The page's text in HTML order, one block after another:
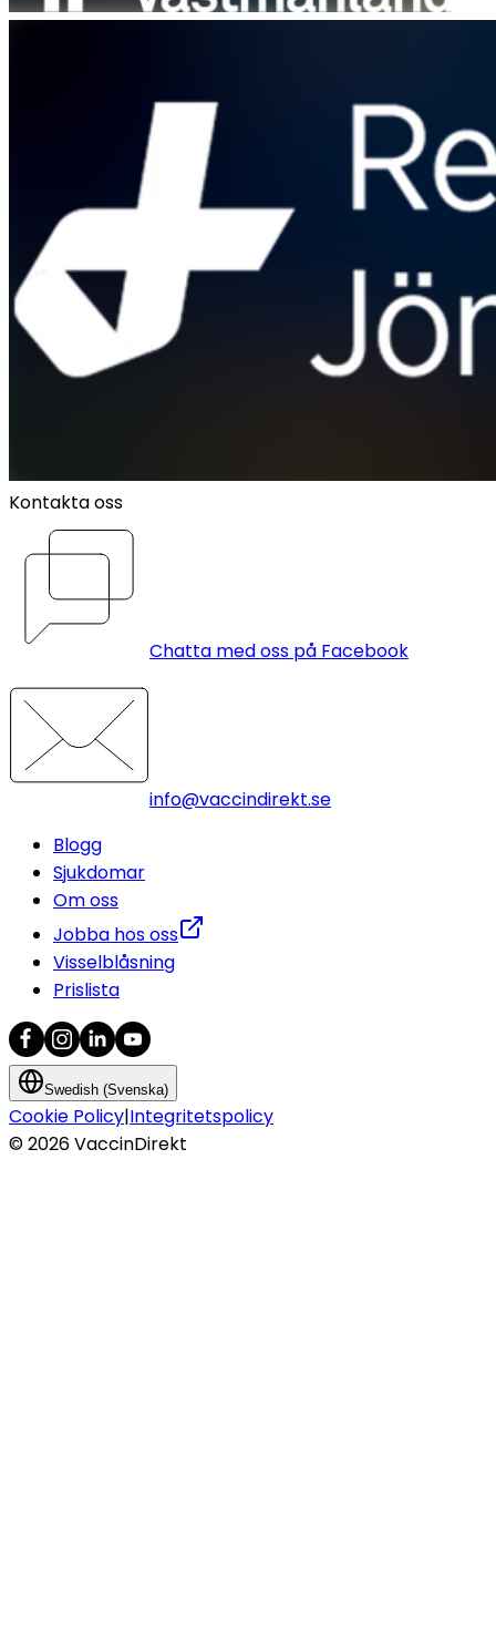
Kontakta oss
Chatta med oss på Facebook
info@vaccindirekt.se
Blogg
Sjukdomar
Om oss
Jobba hos oss
Visselblåsning
Prislista
Swedish (Svenska)
Cookie Policy|Integritetspolicy
©2026VaccinDirekt